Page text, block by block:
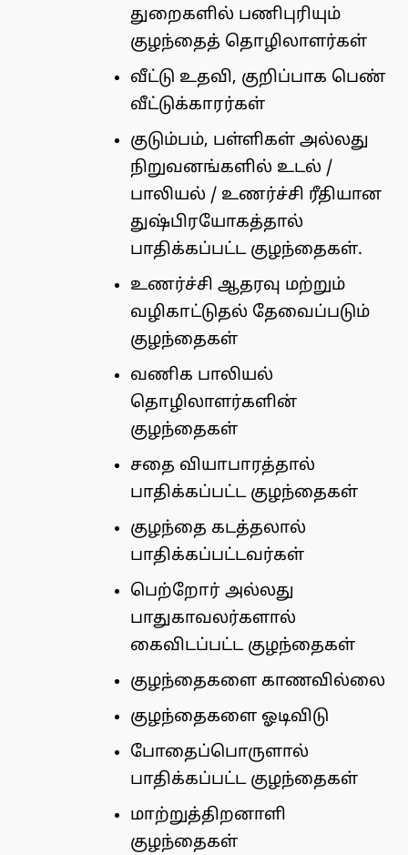
துறைகளில் பணிபுரியும்
குழந்தைத் தொழிலாளர்கள்
வீட்டு உதவி, குறிப்பாக பெண்
வீட்டுக்காரர்கள்
குடும்பம், பள்ளிகள் அல்லது
நிறுவனங்களில் உடல் /
பாலியல் / உணர்ச்சி ரீதியான
துஷ்பிரயோகத்தால்
பாதிக்கப்பட்ட குழந்தைகள்.
உணர்ச்சி ஆதரவு மற்றும்
வழிகாட்டுதல் தேவைப்படும்
குழந்தைகள்
வணிக பாலியல்
தொழிலாளர்களின்
குழந்தைகள்
சதை வியாபாரத்தால்
பாதிக்கப்பட்ட குழந்தைகள்
குழந்தை கடத்தலால்
பாதிக்கப்பட்டவர்கள்
பெற்றோர் அல்லது
பாதுகாவலர்களால்
கைவிடப்பட்ட குழந்தைகள்
குழந்தைகளை காணவில்லை
குழந்தைகளை ஓடிவிடு
போதைப்பொருளால்
பாதிக்கப்பட்ட குழந்தைகள்
மாற்றுத்திறனாளி
குழந்தைகள்